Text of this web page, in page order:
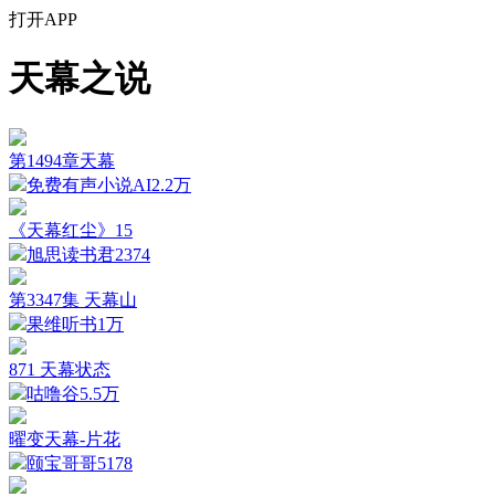
打开APP
天幕之说
第1494章天幕
免费有声小说AI2.2万
《天幕红尘》15
旭思读书君2374
第3347集 天幕山
果维听书1万
871 天幕状态
咕噜谷5.5万
曜变天幕-片花
颐宝哥哥5178